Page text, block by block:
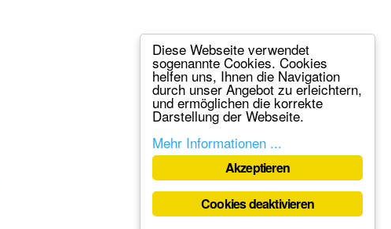
Diese Webseite verwendet
sogenannte Cookies. Cookies
helfen uns, Ihnen die Navigation
durch unser Angebot zu erleichtern,
und ermöglichen die korrekte
Darstellung der Webseite.
Mehr Informationen ...
Akzeptieren
Cookies deaktivieren